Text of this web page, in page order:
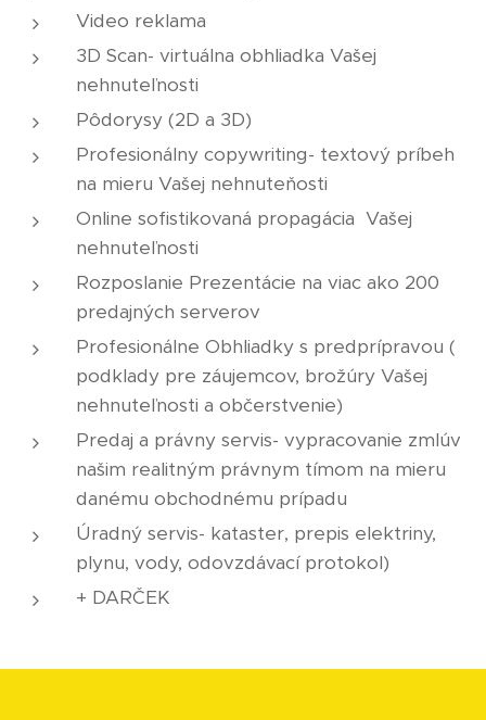
Video reklama
3D Scan- virtuálna obhliadka Vašej
nehnuteľnosti
Pôdorysy (2D a 3D)
Profesionálny copywriting- textový príbeh
na mieru Vašej nehnuteňosti
Online sofistikovaná propagácia Vašej
nehnuteľnosti
Rozposlanie Prezentácie na viac ako 200
predajných serverov
Profesionálne Obhliadky s predprípravou (
podklady pre záujemcov, brožúry Vašej
nehnuteľnosti a občerstvenie)
Predaj a právny servis- vypracovanie zmlúv
našim realitným právnym tímom na mieru
danému obchodnému prípadu
Úradný servis- kataster, prepis elektriny,
plynu, vody, odovzdávací protokol)
+ DARČEK